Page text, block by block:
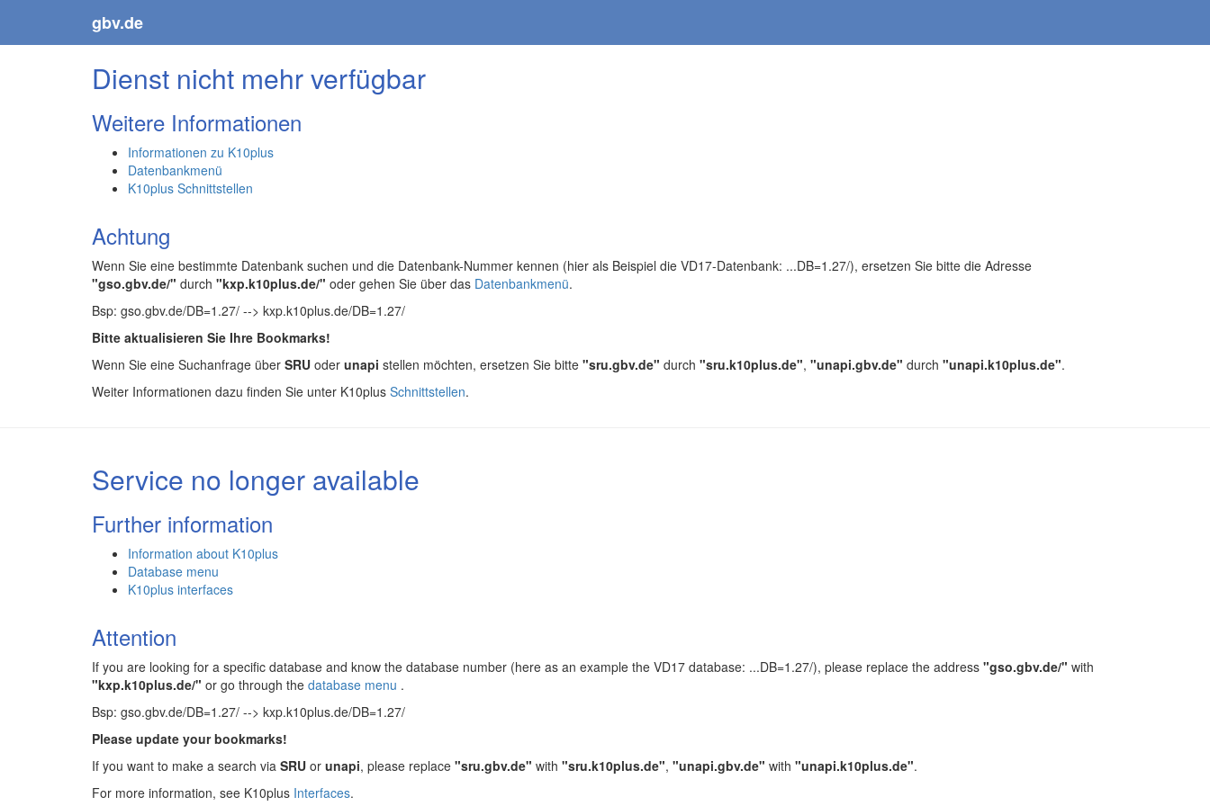
gbv.de
Dienst nicht mehr verfügbar
Weitere Informationen
Informationen zu K10plus
Datenbankmenü
K10plus Schnittstellen
Achtung
Wenn Sie eine bestimmte Datenbank suchen und die Datenbank-Nummer kennen (hier als Beispiel die VD17-Datenbank: ...DB=1.27/), ersetzen Sie bitte die Adresse
"gso.gbv.de/" durch "kxp.k10plus.de/" oder gehen Sie über das Datenbankmenü.
Bsp: gso.gbv.de/DB=1.27/ --> kxp.k10plus.de/DB=1.27/
Bitte aktualisieren Sie Ihre Bookmarks!
Wenn Sie eine Suchanfrage über SRU oder unapi stellen möchten, ersetzen Sie bitte "sru.gbv.de" durch "sru.k10plus.de", "unapi.gbv.de" durch "unapi.k10plus.de".
Weiter Informationen dazu finden Sie unter K10plus Schnittstellen.
Service no longer available
Further information
Information about K10plus
Database menu
K10plus interfaces
Attention
If you are looking for a specific database and know the database number (here as an example the VD17 database: ...DB=1.27/), please replace the address "gso.gbv.de/" with
"kxp.k10plus.de/" or go through the database menu .
Bsp: gso.gbv.de/DB=1.27/ --> kxp.k10plus.de/DB=1.27/
Please update your bookmarks!
If you want to make a search via SRU or unapi, please replace "sru.gbv.de" with "sru.k10plus.de", "unapi.gbv.de" with "unapi.k10plus.de".
For more information, see K10plus Interfaces.